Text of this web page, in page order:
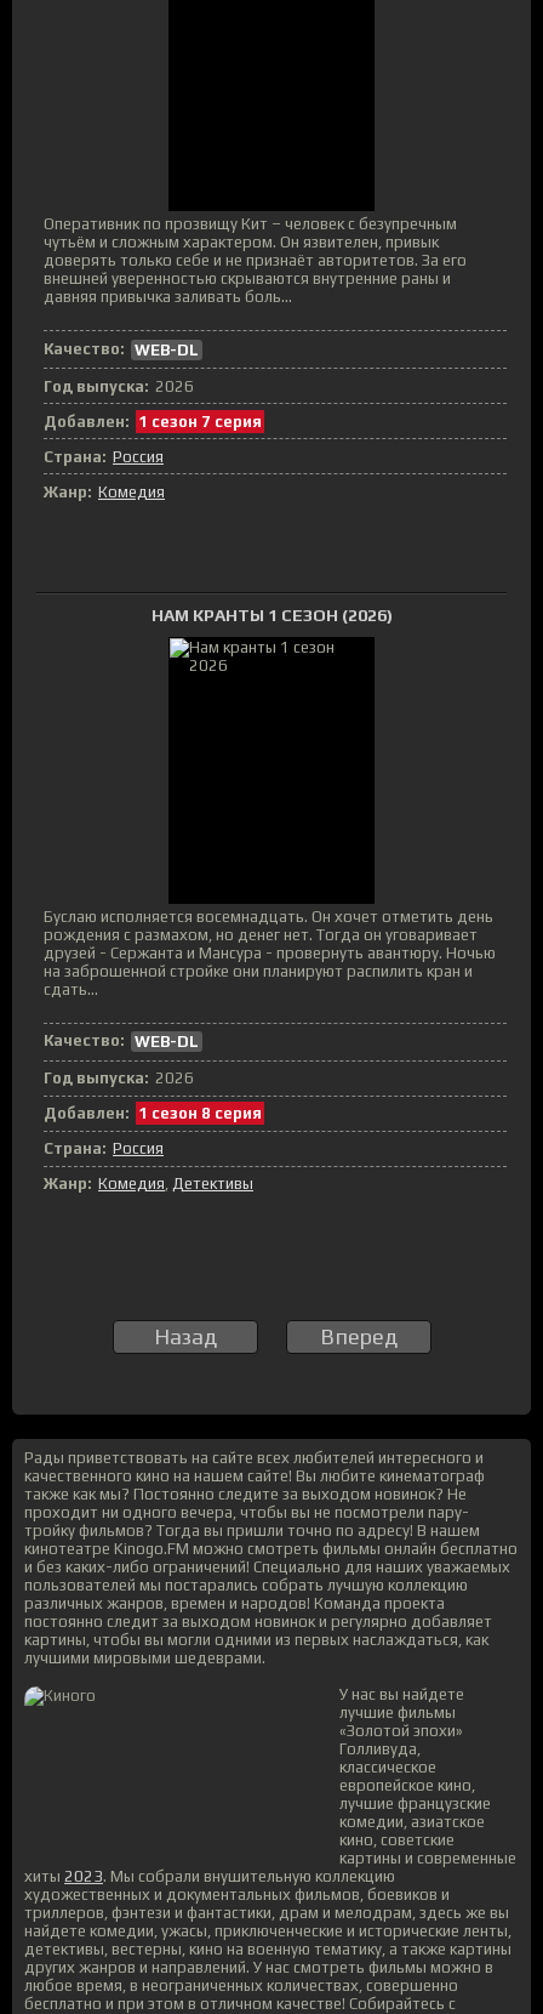
Оперативник по прозвищу Кит – человек с безупречным
чутьём и сложным характером. Он язвителен, привык
доверять только себе и не признаёт авторитетов. За его
внешней уверенностью скрываются внутренние раны и
давняя привычка заливать боль...
Качество: WEB-DL
Год выпуска: 2026
Добавлен: 1 сезон 7 серия
Страна: Россия
Жанр: Комедия
НАМ КРАНТЫ 1 СЕЗОН (2026)
Буслаю исполняется восемнадцать. Он хочет отметить день
рождения с размахом, но денег нет. Тогда он уговаривает
друзей - Сержанта и Мансура - провернуть авантюру. Ночью
на заброшенной стройке они планируют распилить кран и
сдать...
Качество: WEB-DL
Год выпуска: 2026
Добавлен: 1 сезон 8 серия
Страна: Россия
Жанр: Комедия, Детективы
Назад Вперед
Рады приветствовать на сайте всех любителей интересного и
качественного кино на нашем сайте! Вы любите кинематограф
также как мы? Постоянно следите за выходом новинок? Не
проходит ни одного вечера, чтобы вы не посмотрели пару-
тройку фильмов? Тогда вы пришли точно по адресу! В нашем
кинотеатре Kinogo.FM можно смотреть фильмы онлайн бесплатно
и без каких-либо ограничений! Специально для наших уважаемых
пользователей мы постарались собрать лучшую коллекцию
различных жанров, времен и народов! Команда проекта
постоянно следит за выходом новинок и регулярно добавляет
картины, чтобы вы могли одними из первых наслаждаться, как
лучшими мировыми шедеврами.
У нас вы найдете
лучшие фильмы
«Золотой эпохи»
Голливуда,
классическое
европейское кино,
лучшие французские
комедии, азиатское
кино, советские
картины и современные
хиты 2023. Мы собрали внушительную коллекцию
художественных и документальных фильмов, боевиков и
триллеров, фэнтези и фантастики, драм и мелодрам, здесь же вы
найдете комедии, ужасы, приключенческие и исторические ленты,
детективы, вестерны, кино на военную тематику, а также картины
других жанров и направлений. У нас смотреть фильмы можно в
любое время, в неограниченных количествах, совершенно
бесплатно и при этом в отличном качестве! Собирайтесь с